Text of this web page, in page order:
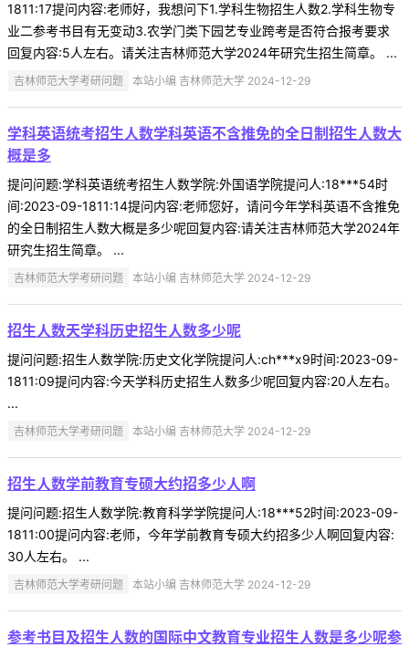
1811:17提问内容:老师好，我想问下1.学科生物招生人数2.学科生物专
业二参考书目有无变动3.农学门类下园艺专业跨考是否符合报考要求
回复内容:5人左右。请关注吉林师范大学2024年研究生招生简章。 ...
吉林师范大学考研问题 本站小编 吉林师范大学 2024-12-29
学科英语统考招生人数学科英语不含推免的全日制招生人数大
概是多
提问问题:学科英语统考招生人数学院:外国语学院提问人:18***54时
间:2023-09-1811:14提问内容:老师您好，请问今年学科英语不含推免
的全日制招生人数大概是多少呢回复内容:请关注吉林师范大学2024年
研究生招生简章。 ...
吉林师范大学考研问题 本站小编 吉林师范大学 2024-12-29
招生人数天学科历史招生人数多少呢
提问问题:招生人数学院:历史文化学院提问人:ch***x9时间:2023-09-
1811:09提问内容:今天学科历史招生人数多少呢回复内容:20人左右。
...
吉林师范大学考研问题 本站小编 吉林师范大学 2024-12-29
招生人数学前教育专硕大约招多少人啊
提问问题:招生人数学院:教育科学学院提问人:18***52时间:2023-09-
1811:00提问内容:老师，今年学前教育专硕大约招多少人啊回复内容:
30人左右。 ...
吉林师范大学考研问题 本站小编 吉林师范大学 2024-12-29
参考书目及招生人数的国际中文教育专业招生人数是多少呢参